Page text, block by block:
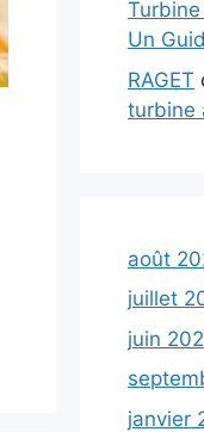
Un
RAGET
turbine
août
juillet
juin
janvier